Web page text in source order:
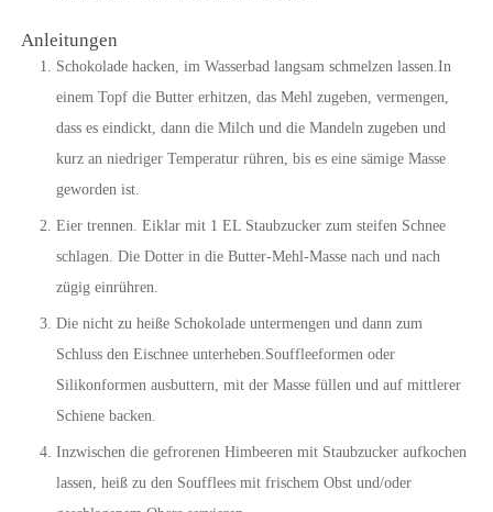
Anleitungen
Schokolade hacken, im Wasserbad langsam schmelzen lassen.In
einem Topf die Butter erhitzen, das Mehl zugeben, vermengen,
dass es eindickt, dann die Milch und die Mandeln zugeben und
kurz an niedriger Temperatur rühren, bis es eine sämige Masse
geworden ist.
Eier trennen. Eiklar mit 1 EL Staubzucker zum steifen Schnee
schlagen. Die Dotter in die Butter-Mehl-Masse nach und nach
zügig einrühren.
Die nicht zu heiße Schokolade untermengen und dann zum
Schluss den Eischnee unterheben.Souffleeformen oder
Silikonformen ausbuttern, mit der Masse füllen und auf mittlerer
Schiene backen.
Inzwischen die gefrorenen Himbeeren mit Staubzucker aufkochen
lassen, heiß zu den Soufflees mit frischem Obst und/oder